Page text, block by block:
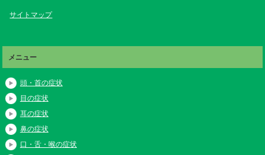
サイトマップ
メニュー
頭・首の症状
目の症状
耳の症状
鼻の症状
口・舌・喉の症状